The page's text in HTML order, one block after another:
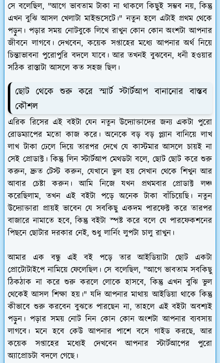
সে বলেছিল, "আগে ভাবতাম টাকা না থাকলে কিছুই সম্ভব নয়, কিন্তু
এখন বুঝি আসল খেলাটা মাইন্ডসেটে।" নতুন হলে এটাই প্রথম থেকে
পড়ুন। পড়ার সময় নোটবুকে লিখে রাখুন কোন কোন অংশটা আপনার
জীবনে লাগবে। দেখবেন, কয়েক সপ্তাহের মধ্যে আপনার অর্থ নিয়ে
চিন্তাভাবনা পুরোপুরি বদলে যাবে। আর তখনই বুঝবেন, ধনী হওয়ার
সঠিক রাস্তাটা আসলে কত সহজ ছিল।
ছোট থেকে শুরু করে স্মার্ট স্টার্টআপ বানানোর বাস্তব
কৌশল
এরিক রিসের এই বইটা যেন নতুন উদ্যোক্তাদের জন্য একটা পুরো
রোডম্যাপের মতো কাজ করে। অনেকে বড় বড় প্ল্যান বানিয়ে লাখ
লাখ টাকা ঢেলে দিয়ে তারপর দেখে যে কাস্টমার আসলে চায়ই না
সেই প্রোডাক্ট। কিন্তু লিন স্টার্টআপ মেথডটা বলে, ছোট ছোট করে শুরু
করুন, দ্রুত টেস্ট করুন, যেখানে ভুল হয় সেখান থেকে শিখুন আর
আবার চেষ্টা করুন। আমি নিজে যখন প্রথমবার প্রোডাক্ট লঞ্চ
করেছিলাম, তখন এই বইটা পড়ে অনেক টাকা বাঁচিয়েছি। নতুন
উদ্যোক্তারা প্রায়ই ভাবেন যে সবকিছু একদম পারফেক্ট করে তারপর
বাজারে নামাতে হবে, কিন্তু বইটা স্পষ্ট করে বলে যে পারফেকশনের
পিছনে ছোটার দরকার নেই, শুধু লার্নিং লুপটা চালু রাখুন।
আমার এক বন্ধু এই বই পড়ে তার আইডিয়াটা ছোট একটা
প্রোটোটাইপে নামিয়ে ফেলেছিল। সে বলেছিল, "আগে ভাবতাম সবকিছু
ঠিকঠাক না করে শুরু করলে লোকে হাসবে, কিন্তু এখন বুঝি ভুল
থেকেই আসল শিক্ষা হয়।" যদি আপনার মাথায় আইডিয়া থাকে কিন্তু
কীভাবে শুরু করবেন বুঝতে পারছেন না, তাহলে এই বইটা অবশ্যই
পড়ুন। পড়ার সময় নোট নিন কোন কোন অংশটা আপনার ব্যবসায়
লাগবে। মনে হবে কেউ আপনার পাশে বসে গাইড করছে, আর
কয়েক সপ্তাহের মধ্যেই দেখবেন আপনার স্টার্টআপের পুরো
অ্যাপ্রোচটা বদলে গেছে।